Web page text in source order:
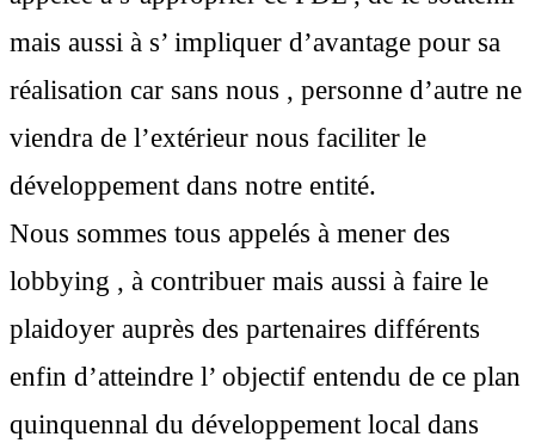
mais aussi à s’ impliquer d’avantage pour sa
réalisation car sans nous , personne d’autre ne
viendra de l’extérieur nous faciliter le
développement dans notre entité.
Nous sommes tous appelés à mener des
lobbying , à contribuer mais aussi à faire le
plaidoyer auprès des partenaires différents
enfin d’atteindre l’ objectif entendu de ce plan
quinquennal du développement local dans